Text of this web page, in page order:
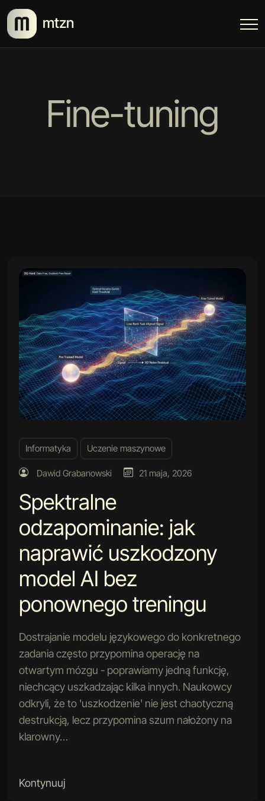
mtzn
Fine-tuning
Informatyka Uczenie maszynowe
Dawid Grabanowski 21 maja, 2026
Spektralne
odzapominanie: jak
naprawić uszkodzony
model AI bez
ponownego treningu
Dostrajanie modelu językowego do konkretnego
zadania często przypomina operację na
otwartym mózgu - poprawiamy jedną funkcję,
niechcący uszkadzając kilka innych. Naukowcy
odkryli, że to 'uszkodzenie' nie jest chaotyczną
destrukcją, lecz przypomina szum nałożony na
klarowny…
Kontynuuj